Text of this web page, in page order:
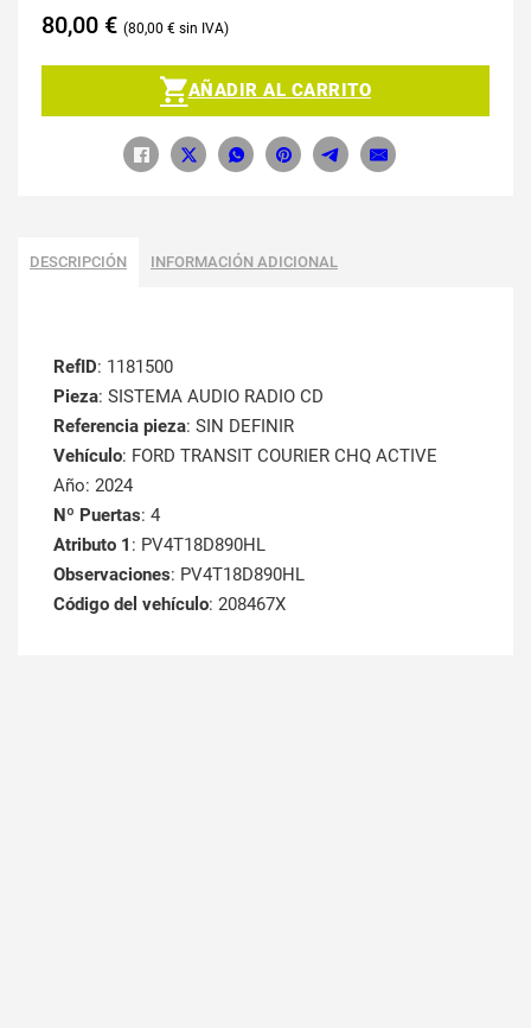
80,00 € 80,00 €
AÑADIR AL CARRITO
DESCRIPCIÓN INFORMACIÓN ADICIONAL
RefID: 1181500
Pieza: SISTEMA AUDIO RADIO CD
Referencia pieza: SIN DEFINIR
Vehículo: FORD TRANSIT COURIER CHQ ACTIVE
Año: 2024
Nº Puertas: 4
Atributo 1 : PV4T18D890HL
Observaciones: PV4T18D890HL
Código del vehículo: 208467X